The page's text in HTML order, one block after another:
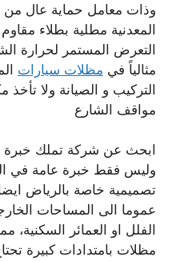
وذات معامل حماية عال من
المعدنية مطلية بطلاء
التعرض المستمر لحرارة
مثالياً في مظلات سيارات
التركيب و الصيانة ولا تأخذ
مواقف الشارع
ابحث عن شركة تملك خبرة
وليس فقط خبرة عامة في
تصميمية خاصة بالرياض
عموما الى المساحات
الفلل او العمائر السكنية،
مظلات بامتدادات كبيرة